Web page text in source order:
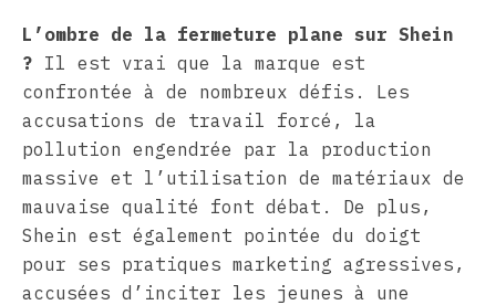
L’ombre de la fermeture plane sur Shein
? Il est vrai que la marque est
confrontée à de nombreux défis. Les
accusations de travail forcé, la
pollution engendrée par la production
massive et l’utilisation de matériaux de
mauvaise qualité font débat. De plus,
Shein est également pointée du doigt
pour ses pratiques marketing agressives,
accusées d’inciter les jeunes à une